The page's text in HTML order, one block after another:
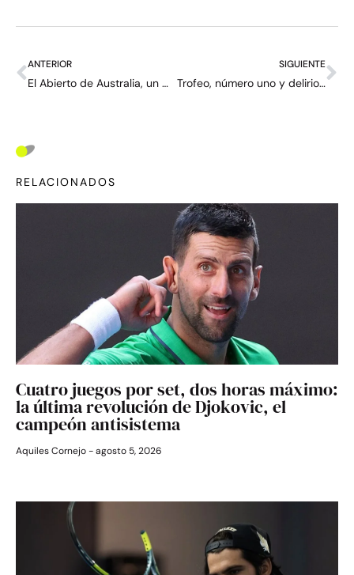
ANTERIOR
El Abierto de Australia, un Grand Slam muy chueco – Carta desde Melbourne (10)
SIGUIENTE
Trofeo, número uno y delirio de sus fans: Tsitsipas y Djokovic se juegan una enormidad
RELACIONADOS
Cuatro juegos por set, dos horas máximo:
la última revolución de Djokovic, el
campeón antisistema
Aquiles Cornejo agosto 5, 2026